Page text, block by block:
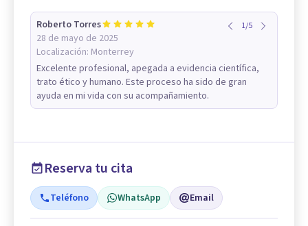
Roberto Torres
28 de mayo de 2025
Localización: Monterrey
1/5
Excelente profesional, apegada a evidencia científica,
trato ético y humano. Este proceso ha sido de gran
ayuda en mi vida con su acompañamiento.
Reserva tu cita
Teléfono WhatsApp Email